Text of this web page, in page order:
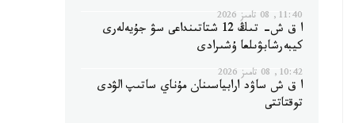
11:40, 08 تامىز 2026
ا ق ش- تىڭ 12 شتاتىنداعى سۋ جۇيەلەرى
كيبەرشابۋىلعا ۇشىرادى
10:42, 08 تامىز 2026
ا ق ش ساۋد ارابياسىنان مۇناي ساتىپ الۋدى
توقتاتتى